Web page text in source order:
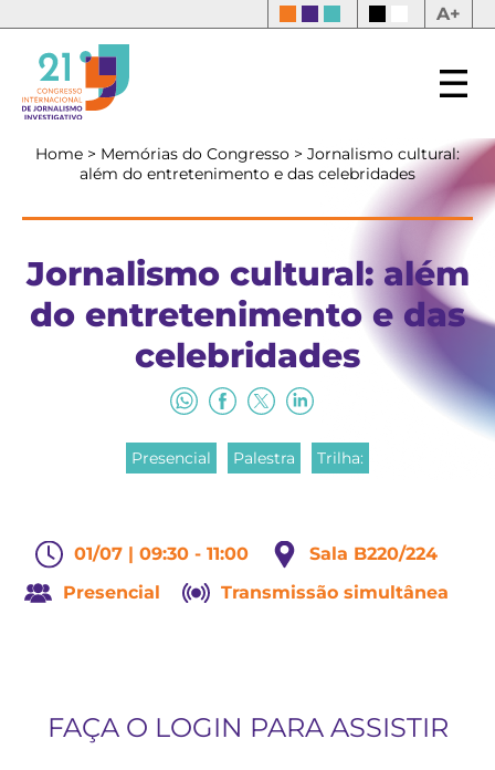
A+
Home > Memórias do Congresso > Jornalismo cultural:
além do entretenimento e das celebridades
Jornalismo cultural: além
do entretenimento e das
celebridades
Presencial Palestra Trilha:
01/07 | 09:30 - 11:00
Sala B220/224
Presencial
Transmissão simultânea
FAÇA O LOGIN PARA ASSISTIR